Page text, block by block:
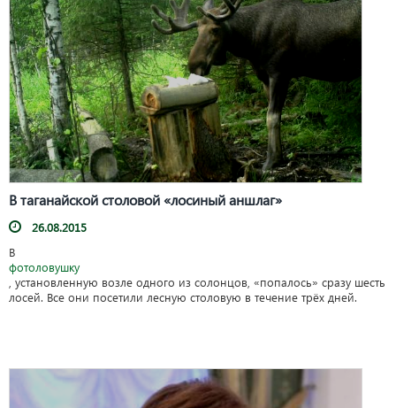
В таганайской столовой «лосиный аншлаг»
26.08.2015
В
фотоловушку
, установленную возле одного из солонцов, «попалось» сразу шесть
лосей. Все они посетили лесную столовую в течение трёх дней.